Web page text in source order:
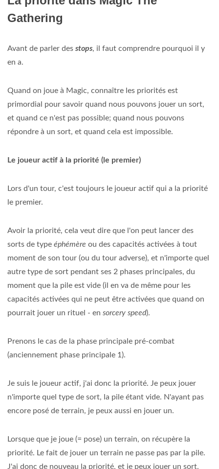
Gathering
Avant de parler des stops, il faut comprendre pourquoi il y
en a.
Quand on joue à Magic, connaître les priorités est
primordial pour savoir quand nous pouvons jouer un sort,
et quand ce n'est pas possible; quand nous pouvons
répondre à un sort, et quand cela est impossible.
Le joueur actif à la priorité (le premier)
Lors d'un tour, c'est toujours le joueur actif qui a la priorité
le premier.
Avoir la priorité, cela veut dire que l'on peut lancer des
sorts de type éphémère ou des capacités activées à tout
moment de son tour (ou du tour adverse), et n'importe quel
autre type de sort pendant ses 2 phases principales, du
moment que la pile est vide (il en va de même pour les
capacités activées qui ne peut être activées que quand on
pourrait jouer un rituel - en sorcery speed).
Prenons le cas de la phase principale pré-combat
(anciennement phase principale 1).
Je suis le joueur actif, j'ai donc la priorité. Je peux jouer
n'importe quel type de sort, la pile étant vide. N'ayant pas
encore posé de terrain, je peux aussi en jouer un.
Lorsque que je joue (= pose) un terrain, on récupère la
priorité. Le fait de jouer un terrain ne passe pas par la pile.
J'ai donc de nouveau la priorité, et je peux jouer un sort.